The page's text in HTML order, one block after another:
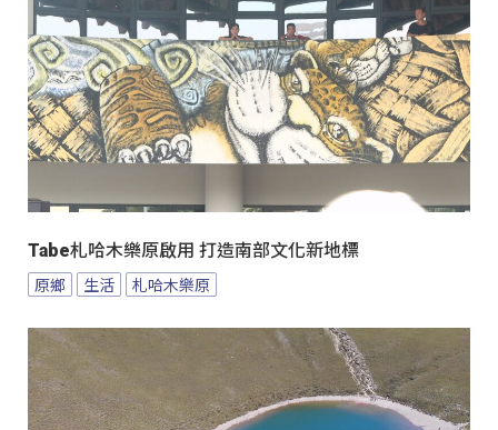
Tabe札哈木樂原啟用 打造南部文化新地標
原鄉 生活 札哈木樂原